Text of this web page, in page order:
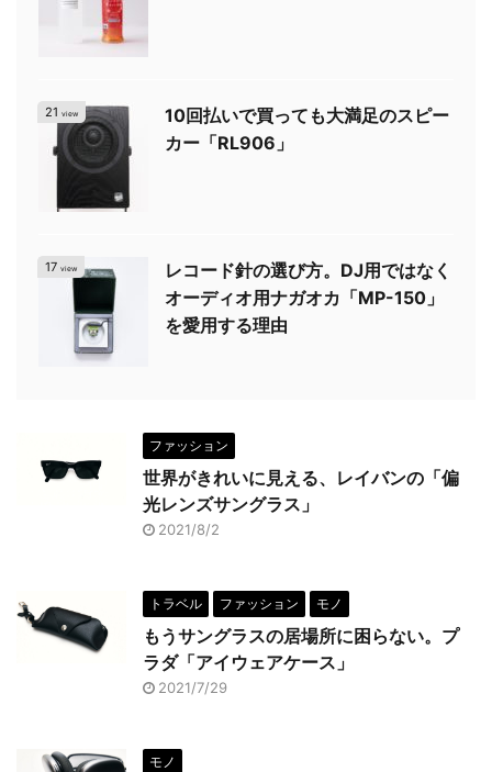
21 view
10回払いで買っても大満足のスピー
カー「RL906」
17 view
レコード針の選び方。DJ用ではなく
オーディオ用ナガオカ「MP-150」
を愛用する理由
ファッション
世界がきれいに見える、レイバンの「偏
光レンズサングラス」
2021/8/2
トラベル ファッション モノ
もうサングラスの居場所に困らない。プ
ラダ「アイウェアケース」
2021/7/29
モノ